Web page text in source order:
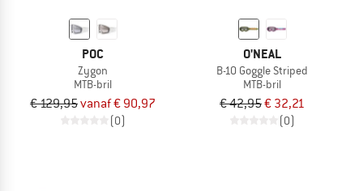
POC
Zygon
MTB-bril
€ 129,95vanaf € 90,97
(0)
O'NEAL
B-10 Goggle Striped
MTB-bril
€ 42,95€ 32,21
(0)